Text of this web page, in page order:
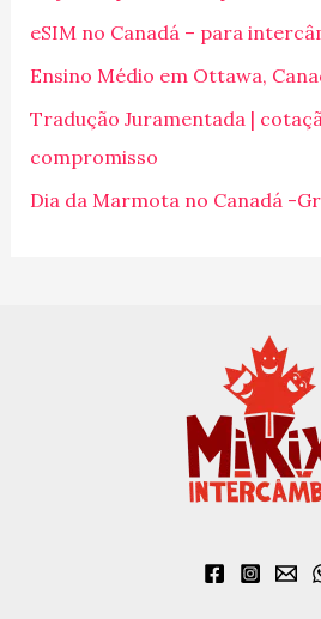
a
r
p
o
r
eSIM no Canadá – para
Ensino Médio em Ottawa,
Tradução Juramentada |
compromisso
Dia da Marmota no Canadá -